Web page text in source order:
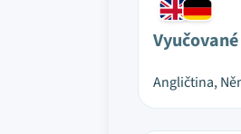
Angličtina,